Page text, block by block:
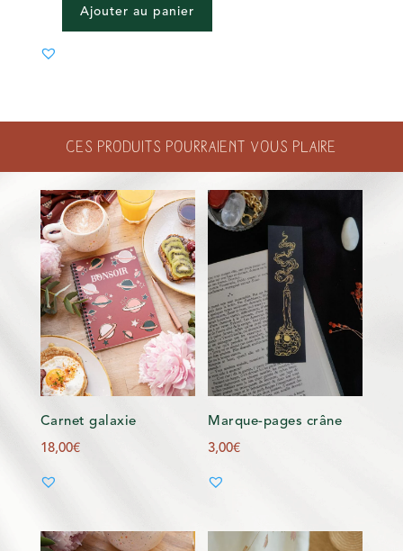
QUANTITÉ
BLOC-
Ajouter au panier
Ces produits pourraient vous plaire
Carnet galaxie
18,00€
Marque-pages crâne
3,00€